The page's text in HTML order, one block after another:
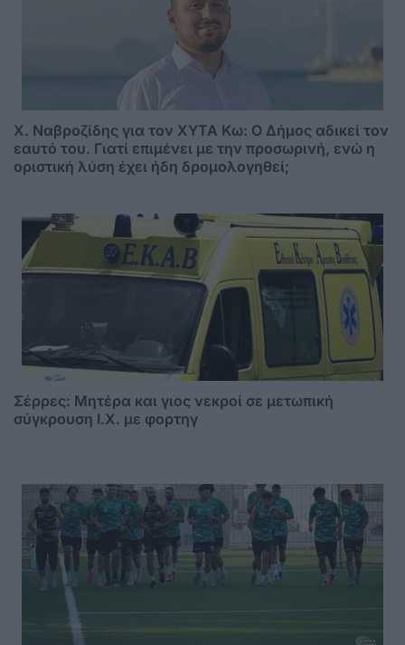
Χ. Ναβροζίδης για τον ΧΥΤΑ Kω: Ο Δήμος αδικεί τον
εαυτό του. Γιατί επιμένει με την προσωρινή, ενώ η
οριστική λύση έχει ήδη δρομολογηθεί;
Σέρρες: Μητέρα και γιος νεκροί σε μετωπική
σύγκρουση Ι.Χ. με φορτηγ